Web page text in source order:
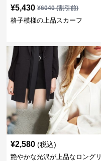
¥5,430 ¥6040(割引前)
格子模様の上品スカーフ
¥2,580 (税込)
艶やかな光沢が上品なロングリ